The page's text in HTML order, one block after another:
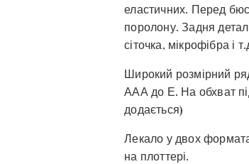
еластичних. Перед
поролону. Задня
сіточка, мікрофібра і
Широкий розмірний
ААА до Е. На обхват
додається)
Лекало у двох
на плоттері.